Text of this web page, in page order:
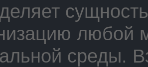
любой
среды.